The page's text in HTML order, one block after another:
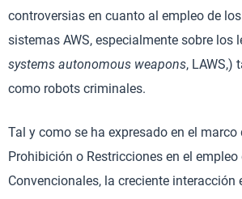
controversias en cuanto al empleo de
sistemas AWS, especialmente sobre los
systems autonomous weapons, LAWS,)
como robots criminales.
Tal y como se ha expresado en el marco
Prohibición o Restricciones en el empleo
Convencionales, la creciente interacción